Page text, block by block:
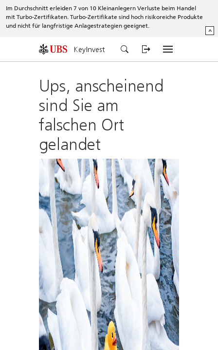
Im Durchschnitt erleiden 7 von 10 Kleinanlegern Verluste beim Handel
mit Turbo-Zertifikaten. Turbo-Zertifikate sind hoch risikoreiche Produkte
und nicht für langfristige Anlagestrategien geeignet.
^
KeyInvest
Ups, anscheinend
sind Sie am
falschen Ort
gelandet